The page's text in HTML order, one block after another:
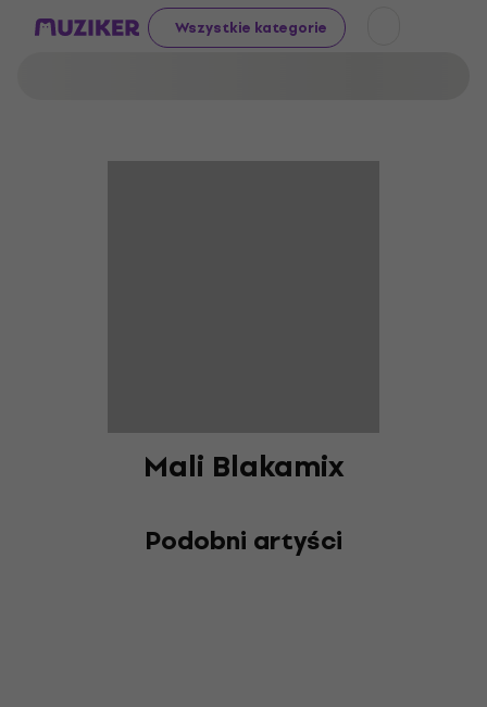
Wszystkie kategorie
Mali Blakamix
Podobni artyści